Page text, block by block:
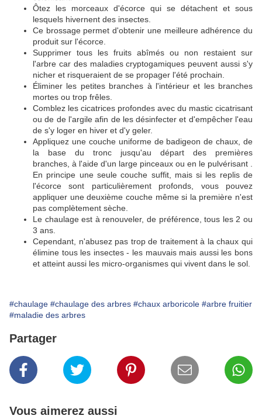
Ôtez les morceaux d'écorce qui se détachent et sous
lesquels hivernent des insectes.
Ce brossage permet d'obtenir une meilleure adhérence du
produit sur l'écorce.
Supprimer tous les fruits abîmés ou non restaient sur
l'arbre car des maladies cryptogamiques peuvent aussi s'y
nicher et risqueraient de se propager l'été prochain.
Éliminer les petites branches à l'intérieur et les branches
mortes ou trop frêles.
Comblez les cicatrices profondes avec du mastic cicatrisant
ou de de l'argile afin de les désinfecter et d'empêcher l'eau
de s'y loger en hiver et d'y geler.
Appliquez une couche uniforme de badigeon de chaux, de
la base du tronc jusqu'au départ des premières
branches, à l'aide d'un large pinceaux ou en le pulvérisant .
En principe une seule couche suffit, mais si les replis de
l'écorce sont particulièrement profonds, vous pouvez
appliquer une deuxième couche même si la première n'est
pas complètement sèche.
Le chaulage est à renouveler, de préférence, tous les 2 ou
3 ans.
Cependant, n'abusez pas trop de traitement à la chaux qui
élimine tous les insectes - les mauvais mais aussi les bons
et atteint aussi les micro-organismes qui vivent dans le sol.
#chaulage #chaulage des arbres #chaux arboricole #arbre fruitier
#maladie des arbres
Partager
Vous aimerez aussi